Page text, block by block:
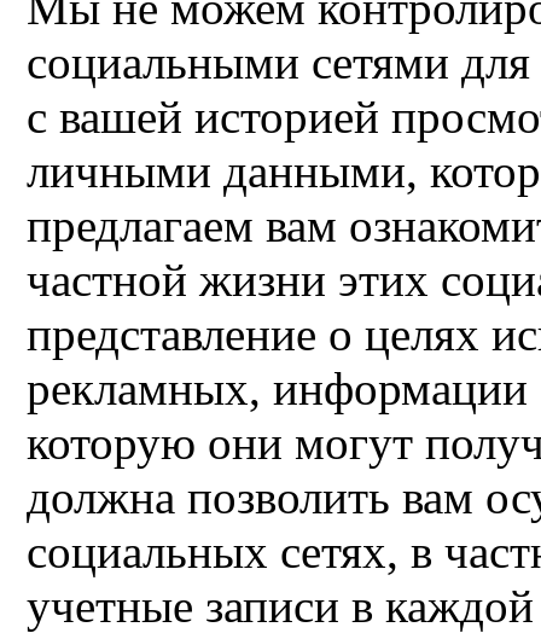
социальными сетями
с вашей историей
личными данными,
предлагаем вам
частной жизни этих
представление о целях
рекламных, информации
которую они могут
должна позволить вам
социальных сетях, в
учетные записи в каждой